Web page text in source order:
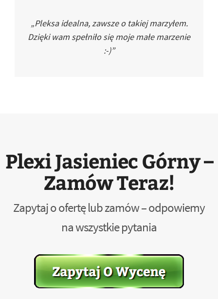
„Pleksa idealna, zawsze o takiej marzyłem.
Dzięki wam spełniło się moje małe marzenie
:-)”
Plexi Jasieniec Górny –
Zamów Teraz!
Zapytaj o ofertę lub zamów – odpowiemy
na wszystkie pytania